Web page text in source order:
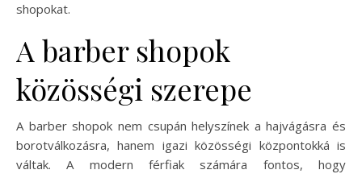
shopokat.
A barber shopok
közösségi szerepe
A barber shopok nem csupán helyszínek a hajvágásra és
borotválkozásra, hanem igazi közösségi központokká is
váltak. A modern férfiak számára fontos, hogy